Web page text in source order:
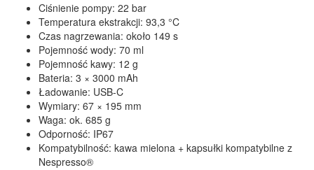
Ciśnienie pompy: 22 bar
Temperatura ekstrakcji: 93,3 °C
Czas nagrzewania: około 149 s
Pojemność wody: 70 ml
Pojemność kawy: 12 g
Bateria: 3 × 3000 mAh
Ładowanie: USB-C
Wymiary: 67 × 195 mm
Waga: ok. 685 g
Odporność: IP67
Kompatybilność: kawa mielona + kapsułki kompatybilne z
Nespresso®